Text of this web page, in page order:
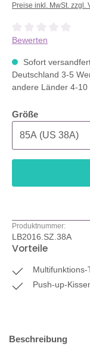
Preise inkl. MwSt. zzgl.
Durchschnittliche
Bewerten
Sofort
Deutschland 3-5
andere Länder 4-10
Größeauswählen
Produktnummer:
LB2016.SZ.38A
Vorteile
Multifunktions-
Push-up-
Beschreibung